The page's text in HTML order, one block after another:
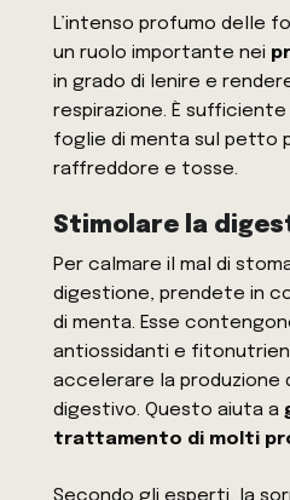
L’intenso profumo delle
un ruolo importante nei
in grado di lenire e
respirazione. È
foglie di menta sul petto
raffreddore e tosse.
Stimolare la
Per calmare il mal di
digestione, prendete in
di menta. Esse
antiossidanti e
accelerare la produzione
digestivo. Questo aiuta a
trattamento di molti
Secondo gli esperti, la